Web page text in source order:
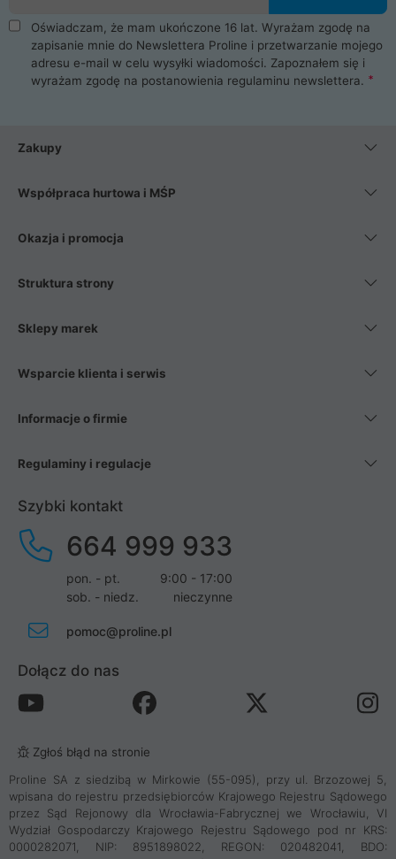
Oświadczam, że mam ukończone 16 lat. Wyrażam zgodę na
zapisanie mnie do Newslettera Proline i przetwarzanie mojego
adresu e-mail w celu wysyłki wiadomości. Zapoznałem się i
wyrażam zgodę na postanowienia regulaminu newslettera.
Zakupy
Współpraca hurtowa i MŚP
Okazja i promocja
Struktura strony
Sklepy marek
Wsparcie klienta i serwis
Informacje o firmie
Regulaminy i regulacje
Szybki kontakt
664 999 933
pon. - pt.
9:00 - 17:00
sob. - niedz.
nieczynne
pomoc@proline.pl
Dołącz do nas
Zgłoś błąd na stronie
Proline SA z siedzibą w Mirkowie (55-095), przy ul. Brzozowej 5,
wpisana do rejestru przedsiębiorców Krajowego Rejestru Sądowego
przez Sąd Rejonowy dla Wrocławia-Fabrycznej we Wrocławiu, VI
Wydział Gospodarczy Krajowego Rejestru Sądowego pod nr KRS:
0000282071, NIP: 8951898022, REGON: 020482041, BDO: